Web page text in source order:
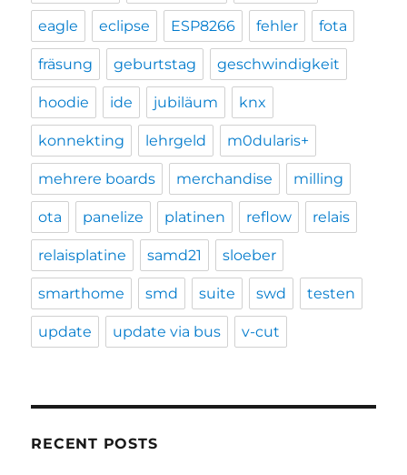
eagle eclipse ESP8266 fehler fota
fräsung geburtstag geschwindigkeit
hoodie ide jubiläum knx
konnekting lehrgeld m0dularis+
mehrere boards merchandise milling
ota panelize platinen reflow relais
relaisplatine samd21 sloeber
smarthome smd suite swd testen
update update via bus v-cut
RECENT POSTS